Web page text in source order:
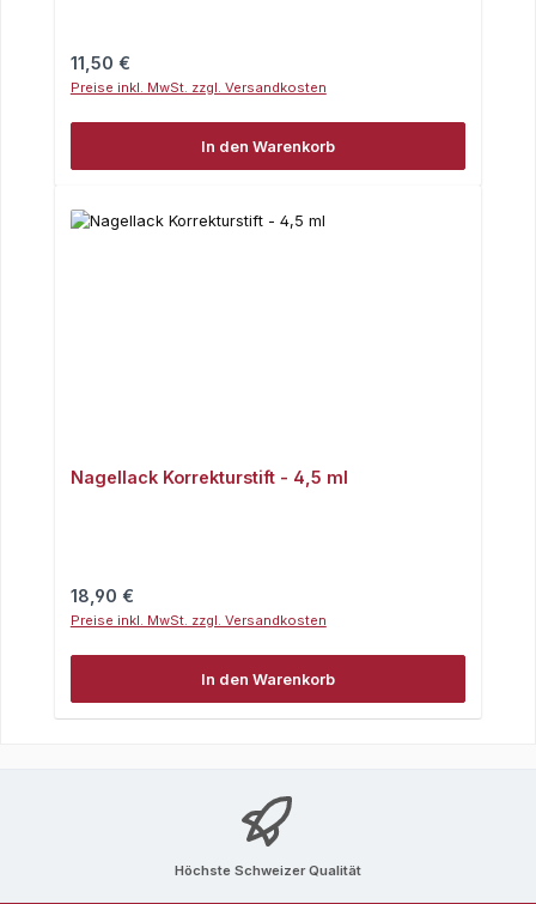
Regulärer Preis:
11,50 €
Preise inkl. MwSt. zzgl. Versandkosten
In den Warenkorb
Nagellack Korrekturstift - 4,5 ml
Regulärer Preis:
18,90 €
Preise inkl. MwSt. zzgl. Versandkosten
In den Warenkorb
Höchste Schweizer Qualität